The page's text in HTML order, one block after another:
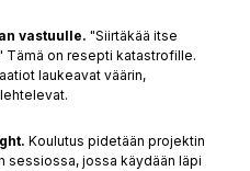
vastuulle. "Siirtäkää itse
Tämä on resepti katastrofille.
laukeavat väärin,
Koulutus pidetään projektin
sessiossa, jossa käydään läpi